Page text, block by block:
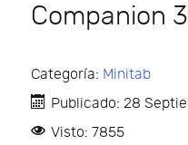
Companion 3
Categoría: Minitab
Publicado: 28
Visto: 7855